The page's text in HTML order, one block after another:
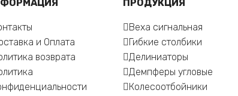
и Оплата
возврата
ПРОДУКЦИЯ
Веха сигнальная
Гибкие столбики
Делиниаторы
Демпферы угловые
Колесоотбойники